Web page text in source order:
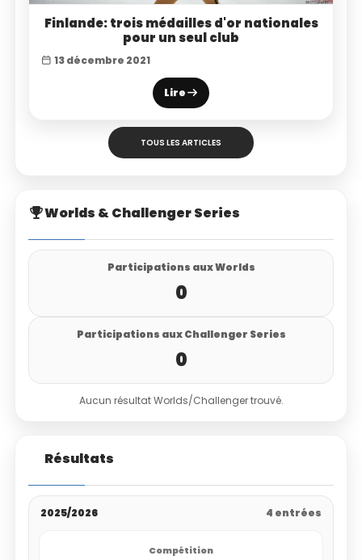
Finlande: trois médailles d'or nationales
pour un seul club
13 décembre 2021
Lire
TOUS LES ARTICLES
Worlds & Challenger Series
Participations aux Worlds
0
Participations aux Challenger Series
0
Aucun résultat Worlds/Challenger trouvé.
Résultats
2025/2026 4 entrées